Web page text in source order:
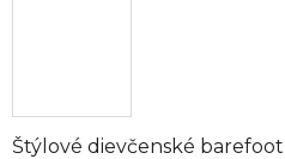
Štýlové dievčenské